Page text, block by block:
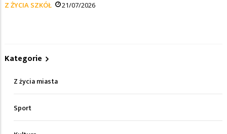
Z ŻYCIA SZKÓŁ 21/07/2026
Kategorie
Z życia miasta
Sport